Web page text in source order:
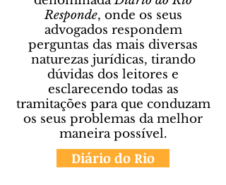
Responde, onde os seus
advogados respondem
perguntas das mais diversas
naturezas jurídicas, tirando
dúvidas dos leitores e
esclarecendo todas as
tramitações para que conduzam
os seus problemas da melhor
maneira possível.
Diário do Rio